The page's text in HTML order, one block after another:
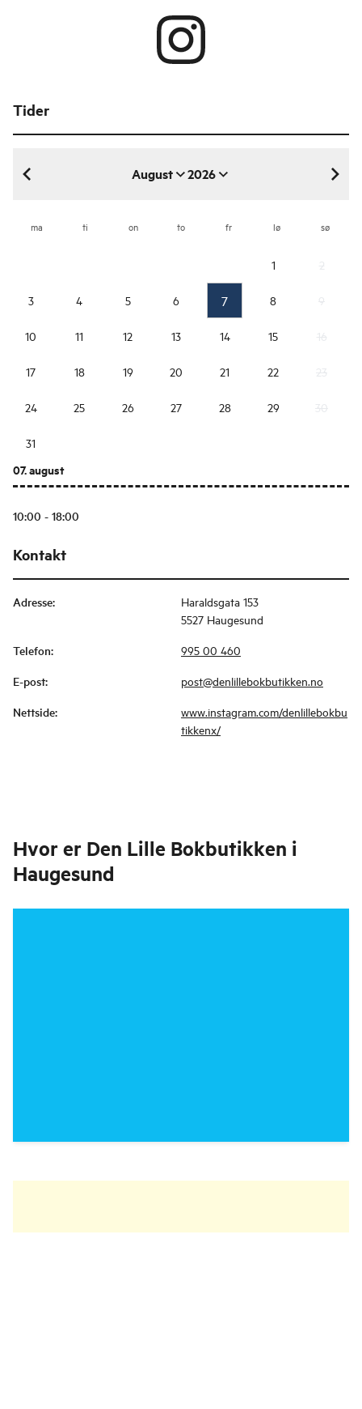
Tider
August 2026
august 2026
ma ti on to fr lø sø
1
3 4 5 6 7 8
10 11 12 13 14 15
17 18 19 20 21 22
24 25 26 27 28 29
31
07. august
10:00 - 18:00
Kontakt
Adresse:
Haraldsgata 153
5527 Haugesund
Telefon: 995 00 460
E-post: post@denlillebokbutikken.no
Nettside:
www.instagram.com/denlillebokbu
tikkenx/
Hvor er Den Lille Bokbutikken i
Haugesund